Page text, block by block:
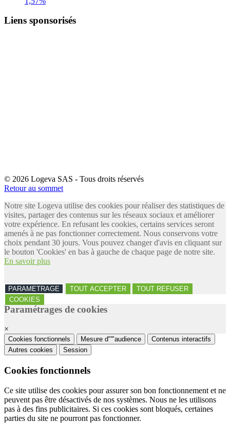
Liens sponsorisés
© 2026 Logeva SAS - Tous droits réservés
Retour au sommet
Notre site Logeva utilise des cookies pour réaliser des statistiques de
visites, partager des contenus sur les réseaux sociaux et améliorer
votre expérience. En refusant les cookies, certains services seront
amenés à ne pas fonctionner correctement. Nous conservons votre
choix pendant 30 jours. Vous pouvez changer d'avis en cliquant sur
le bouton 'Cookies' en bas à gauche de chaque page de notre site.
En savoir plus
PARAMETRAGE TOUT ACCEPTER
TOUT REFUSER
COOKIES
Paramétrages de cookies
×
Cookies fonctionnels Mesure d"'"audience
Contenus interactifs
Autres cookies
Session
Cookies fonctionnels
Ce site utilise des cookies pour assurer son bon fonctionnement et ne
peuvent pas être désactivés de nos systèmes. Nous ne les utilisons
pas à des fins publicitaires. Si ces cookies sont bloqués, certaines
parties du site ne pourront pas fonctionner.